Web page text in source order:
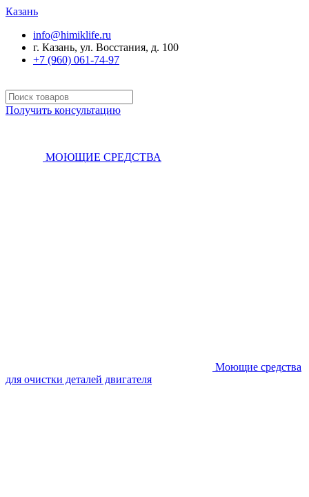
Казань
info@himiklife.ru
г. Казань, ул. Восстания, д. 100
+7 (960) 061-74-97
Получить консультацию
МОЮЩИЕ СРЕДСТВА
Моющие средства
для очистки деталей двигателя